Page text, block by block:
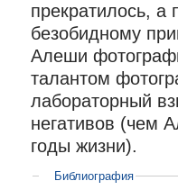
прекратилось, а
безобидному
Алеши
талантом
лабораторный
негативов (чем
годы жизни).
Библиография